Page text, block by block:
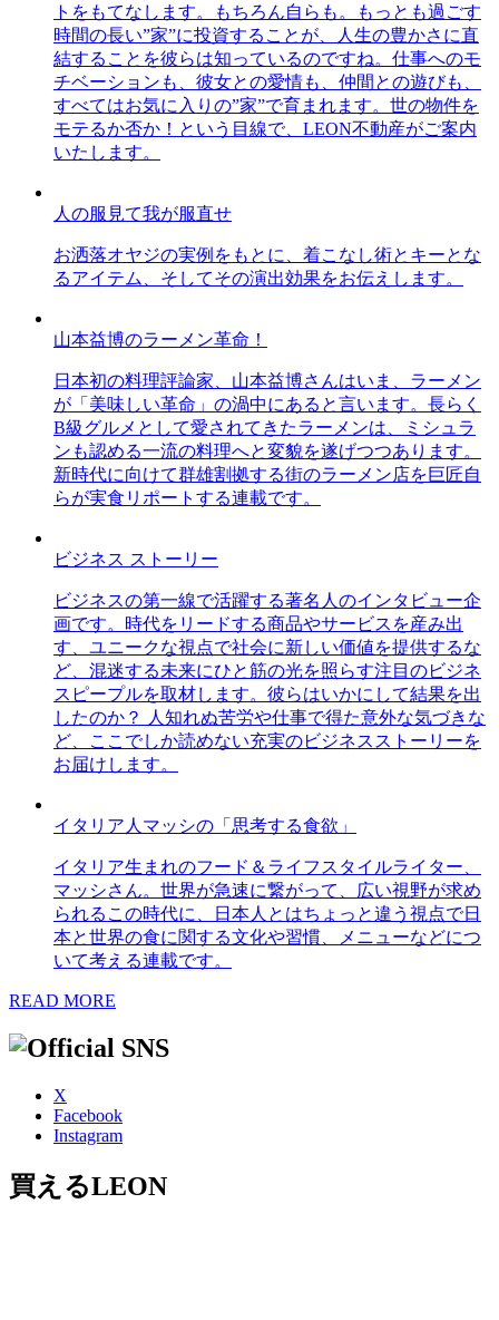
トをもてなします。もちろん自らも。もっとも過ごす
時間の長い”家”に投資することが、人生の豊かさに直
結することを彼らは知っているのですね。仕事へのモ
チベーションも、彼女との愛情も、仲間との遊びも、
すべてはお気に入りの”家”で育まれます。世の物件を
モテるか否か！という目線で、LEON不動産がご案内
いたします。
人の服見て我が服直せ
お洒落オヤジの実例をもとに、着こなし術とキーとな
るアイテム、そしてその演出効果をお伝えします。
山本益博のラーメン革命！
日本初の料理評論家、山本益博さんはいま、ラーメン
が「美味しい革命」の渦中にあると言います。長らく
B級グルメとして愛されてきたラーメンは、ミシュラ
ンも認める一流の料理へと変貌を遂げつつあります。
新時代に向けて群雄割拠する街のラーメン店を巨匠自
らが実食リポートする連載です。
ビジネス ストーリー
ビジネスの第一線で活躍する著名人のインタビュー企
画です。時代をリードする商品やサービスを産み出
す、ユニークな視点で社会に新しい価値を提供するな
ど、混迷する未来にひと筋の光を照らす注目のビジネ
スピープルを取材します。彼らはいかにして結果を出
したのか？ 人知れぬ苦労や仕事で得た意外な気づきな
ど、ここでしか読めない充実のビジネスストーリーを
お届けします。
イタリア人マッシの「思考する食欲」
イタリア生まれのフード＆ライフスタイルライター、
マッシさん。世界が急速に繋がって、広い視野が求め
られるこの時代に、日本人とはちょっと違う視点で日
本と世界の食に関する文化や習慣、メニューなどにつ
いて考える連載です。
READ MORE
X
Facebook
Instagram
買えるLEON